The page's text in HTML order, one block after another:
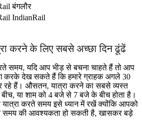
बंगलौर
IndianRail
©CARTO
करने के लिए सबसे अच्छा दिन ढूंढें
समय, यदि आप भीड़ से बचना चाहते हैं तो आप
करके देख सकते हैं कि हमारे ग्राहक अगले 30
रहे हैं। औसतन, यात्रा करने का सबसे व्यस्त
या शाम को 4 बजे से 7 बजे के बीच होता है।
यात्रा करते समय इसे ध्यान में रखें क्योंकि आपको
समय की आवश्यकता हो सकती है, खासकर बड़े